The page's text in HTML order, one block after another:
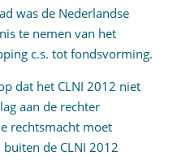
was de Nederlandse
te nemen van het
c.s. tot fondsvorming.
dat het CLNI 2012 niet
aan de rechter
rechtsmacht moet
de CLNI 2012